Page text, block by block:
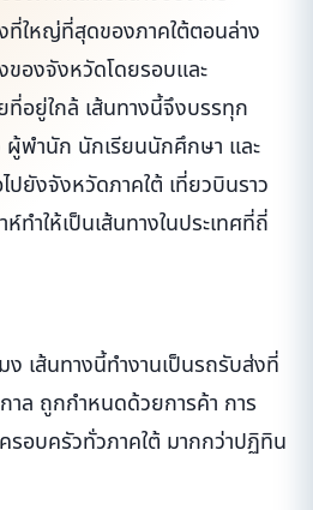
ที่ใหญ่ที่สุดของภาคใต้ตอนล่าง
ของจังหวัดโดยรอบและ
ที่อยู่ใกล้ เส้นทางนี้จึงบรรทุก
ผู้พำนัก นักเรียนนักศึกษา และ
ปยังจังหวัดภาคใต้ เที่ยวบินราว
ทำให้เป็นเส้นทางในประเทศที่ถี่
ง เส้นทางนี้ทำงานเป็นรถรับส่งที่
าล ถูกกำหนดด้วยการค้า การ
รอบครัวทั่วภาคใต้ มากกว่าปฏิทิน